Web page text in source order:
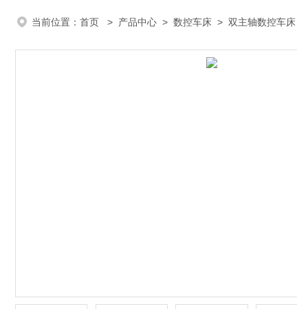
当前位置： 首页 > 产品中心 > 数控车床 > 双主轴数控车床